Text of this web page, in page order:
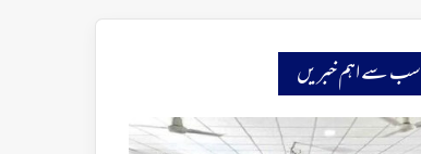
سب سے اہم خبریں